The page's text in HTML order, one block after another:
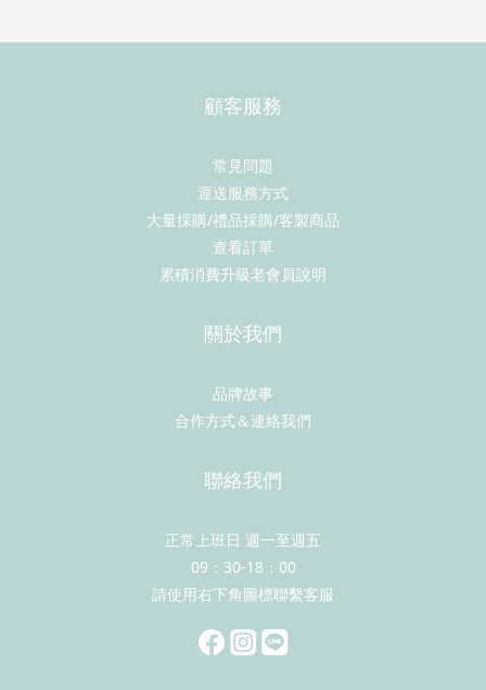
顧客服務
常見問題
運送服務方式
大量採購/禮品採購/客製商品
查看訂單
累積消費升級老會員說明
關於我們
品牌故事
合作方式＆連絡我們
聯絡我們
正常上班日 週一至週五
09：30-18：00
請使用右下角圖標聯繫客服